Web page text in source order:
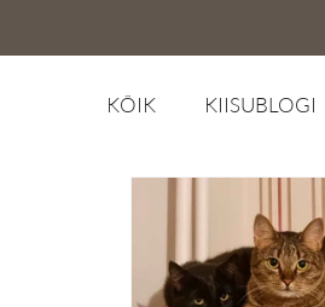
KÕIK KIISUBLOGI
KASS KODUS